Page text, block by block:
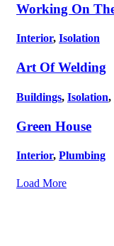
Working On
Interior, Isolation
Art Of Welding
Buildings, Isolation,
Green House
Interior, Plumbing
Load More